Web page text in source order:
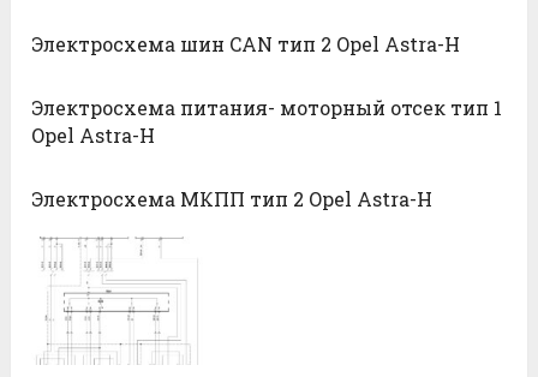
Электросхема шин CAN тип 2 Opel Astra-H
Электросхема питания- моторный отсек тип 1
Opel Astra-H
Электросхема МКПП тип 2 Opel Astra-H